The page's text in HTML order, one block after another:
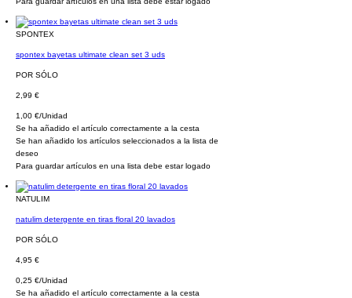
SPONTEX
spontex bayetas ultimate clean set 3 uds
POR SÓLO
2,99 €
1,00 €/Unidad
Se ha añadido el artículo correctamente a la cesta
Se han añadido los artículos seleccionados a la lista de
deseo
Para guardar artículos en una lista debe estar logado
NATULIM
natulim detergente en tiras floral 20 lavados
POR SÓLO
4,95 €
0,25 €/Unidad
Se ha añadido el artículo correctamente a la cesta